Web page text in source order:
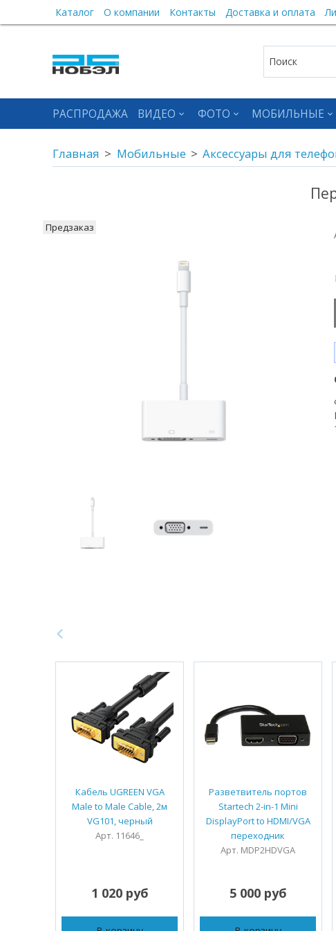
Каталог О компании Контакты Доставка и оплата
РАСПРОДАЖА ВИДЕО ФОТО МОБИЛЬНЫЕ
Главная Мобильные Аксессуары для
Предзаказ
Кабель UGREEN VGA
Male to Male Cable, 2м
VG101, черный
Арт. 11646_
1 020 руб
Разветвитель портов
Startech 2-in-1 Mini
DisplayPort to HDMI/VGA
переходник
Арт. MDP2HDVGA
5 000 руб